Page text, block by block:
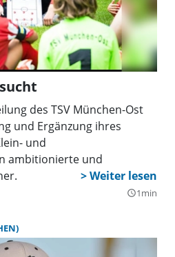
des TSV München-Ost
und Ergänzung ihres
und
ambitionierte und
query_builder1min